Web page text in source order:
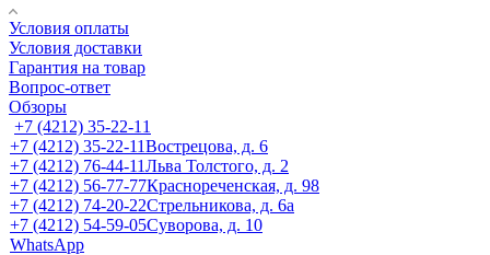
Условия оплаты
Условия доставки
Гарантия на товар
Вопрос-ответ
Обзоры
+7 (4212) 35-22-11
+7 (4212) 35-22-11Вострецова, д. 6
+7 (4212) 76-44-11Льва Толстого, д. 2
+7 (4212) 56-77-77Краснореченская, д. 98
+7 (4212) 74-20-22Стрельникова, д. 6а
+7 (4212) 54-59-05Суворова, д. 10
WhatsApp